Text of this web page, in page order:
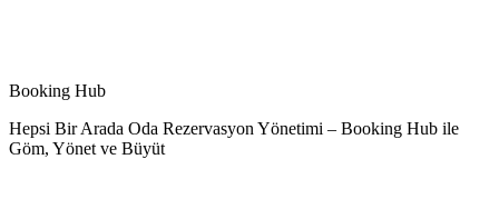
Booking Hub
Hepsi Bir Arada Oda Rezervasyon Yönetimi – Booking Hub ile
Göm, Yönet ve Büyüt